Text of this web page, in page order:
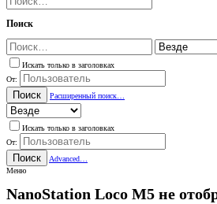
Поиск
Искать только в заголовках
От:
Поиск Расширенный поиск…
Искать только в заголовках
От:
Поиск
Advanced…
Меню
NanoStation Loco M5 не